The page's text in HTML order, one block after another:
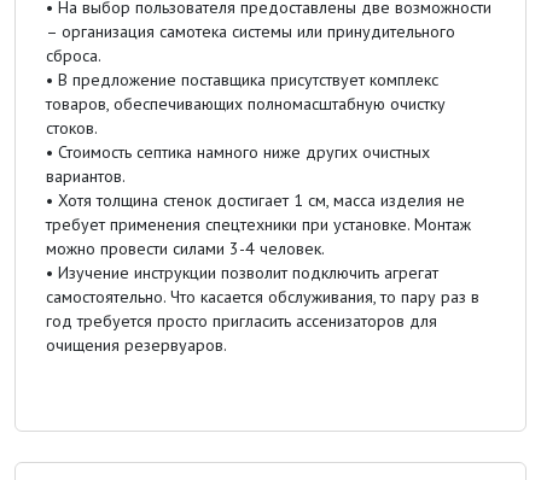
• На выбор пользователя предоставлены две возможности
– организация самотека системы или принудительного
сброса.
• В предложение поставщика присутствует комплекс
товаров, обеспечивающих полномасштабную очистку
стоков.
• Стоимость септика намного ниже других очистных
вариантов.
• Хотя толщина стенок достигает 1 см, масса изделия не
требует применения спецтехники при установке. Монтаж
можно провести силами 3-4 человек.
• Изучение инструкции позволит подключить агрегат
самостоятельно. Что касается обслуживания, то пару раз в
год требуется просто пригласить ассенизаторов для
очищения резервуаров.